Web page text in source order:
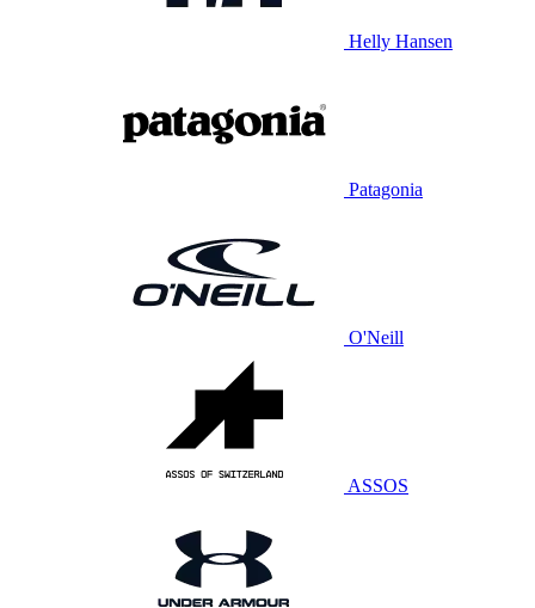
Helly Hansen
Patagonia
O'Neill
ASSOS